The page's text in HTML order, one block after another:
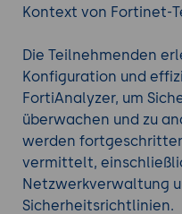
Kontext von Fortinet-
Die Teilnehmenden
Konfiguration und
FortiAnalyzer, um
überwachen und zu
werden
vermittelt,
Netzwerkverwaltung
Sicherheitsrichtlinien.